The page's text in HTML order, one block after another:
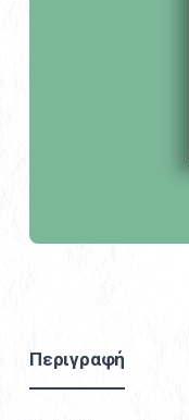
Περιγραφή